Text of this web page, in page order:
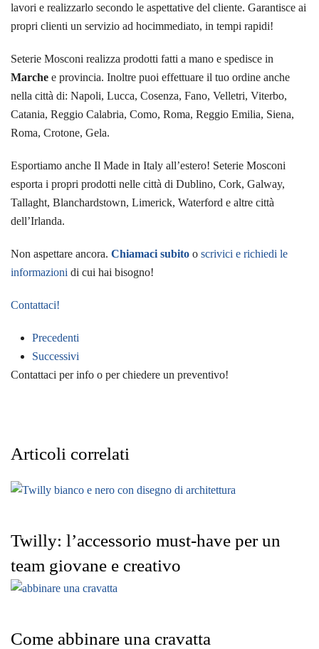
lavori e realizzarlo secondo le aspettative del cliente. Garantisce ai
propri clienti un servizio ad hocimmediato, in tempi rapidi!
Seterie Mosconi realizza prodotti fatti a mano e spedisce in
Marche e provincia. Inoltre puoi effettuare il tuo ordine anche
nella città di: Napoli, Lucca, Cosenza, Fano, Velletri, Viterbo,
Catania, Reggio Calabria, Como, Roma, Reggio Emilia, Siena,
Roma, Crotone, Gela.
Esportiamo anche Il Made in Italy all’estero! Seterie Mosconi
esporta i propri prodotti nelle città di Dublino, Cork, Galway,
Tallaght, Blanchardstown, Limerick, Waterford e altre città
dell’Irlanda.
Non aspettare ancora. Chiamaci subito o scrivici e richiedi le
informazioni di cui hai bisogno!
Contattaci!
Precedenti
Successivi
Contattaci per info o per chiedere un preventivo!
Articoli correlati
Twilly: l’accessorio must-have per un
team giovane e creativo
Come abbinare una cravatta